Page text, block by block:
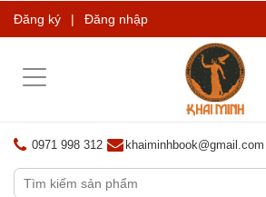
Đăng ký | Đăng nhập
Toggle
0971 998 312 khaiminhbook@gmail.com